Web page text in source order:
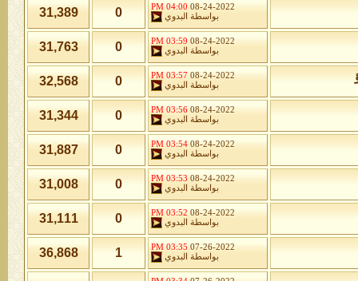
08-24-2022
04:00 PM
بواسطة
البدوي 0
31,389
08-24-2022
03:59 PM
بواسطة
البدوي 0
31,763
08-24-2022
03:57 PM
بواسطة
البدوي 0
32,568
08-24-2022
03:56 PM
بواسطة
البدوي 0
31,344
08-24-2022
03:54 PM
بواسطة
البدوي 0
31,887
08-24-2022
03:53 PM
بواسطة
البدوي 0
31,008
08-24-2022
03:52 PM
بواسطة
البدوي 0
31,111
07-26-2022
03:35 PM
بواسطة
البدوي 1
36,868